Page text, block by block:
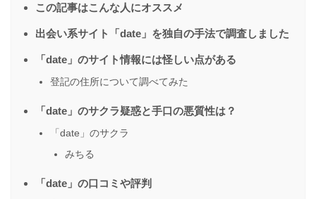
この記事はこんな人にオススメ
出会い系サイト「date」を独自の手法で調査しました
「date」のサイト情報には怪しい点がある
登記の住所について調べてみた
「date」のサクラ疑惑と手口の悪質性は？
「date」のサクラ
みちる
「date」の口コミや評判